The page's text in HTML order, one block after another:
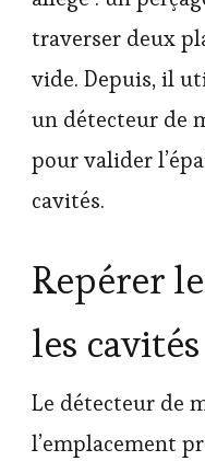
traverser deux
vide. Depuis, il
un détecteur de
pour valider
cavités.
Repérer
les cavités
Le détecteur de
l’emplacement